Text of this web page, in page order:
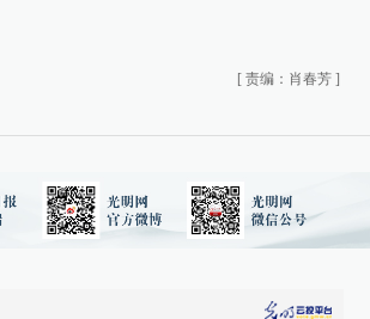
[ 责编：肖春芳 ]